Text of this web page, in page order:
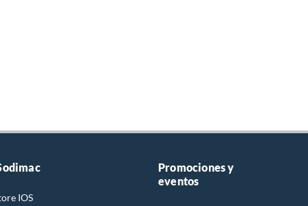
IOS
Promociones y
eventos